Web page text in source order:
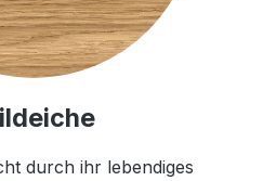
durch ihr lebendiges